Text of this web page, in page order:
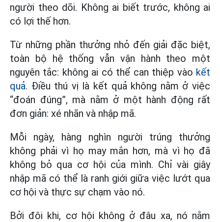
người theo dõi. Không ai biết trước, không ai
có lợi thế hơn.
Từ những phần thưởng nhỏ đến giải đặc biệt,
toàn bộ hệ thống vẫn vận hành theo một
nguyên tắc: không ai có thể can thiệp vào kết
quả. Điều thú vị là kết quả không nằm ở việc
“đoán đúng”, mà nằm ở một hành động rất
đơn giản: xé nhãn và nhập mã.
Mỗi ngày, hàng nghìn người trúng thưởng
không phải vì họ may mắn hơn, mà vì họ đã
không bỏ qua cơ hội của mình. Chỉ vài giây
nhập mã có thể là ranh giới giữa việc lướt qua
cơ hội và thực sự chạm vào nó.
Bởi đôi khi, cơ hội không ở đâu xa, nó nằm